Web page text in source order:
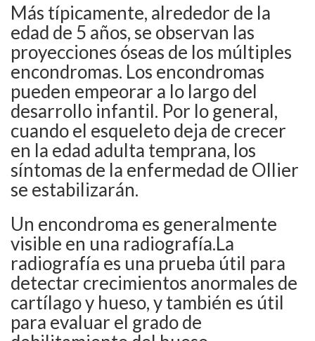
Más típicamente, alrededor de la
edad de 5 años, se observan las
proyecciones óseas de los múltiples
encondromas. Los encondromas
pueden empeorar a lo largo del
desarrollo infantil. Por lo general,
cuando el esqueleto deja de crecer
en la edad adulta temprana, los
síntomas de la enfermedad de Ollier
se estabilizarán.
Un encondroma es generalmente
visible en una radiografía.La
radiografía es una prueba útil para
detectar crecimientos anormales de
cartílago y hueso, y también es útil
para evaluar el grado de